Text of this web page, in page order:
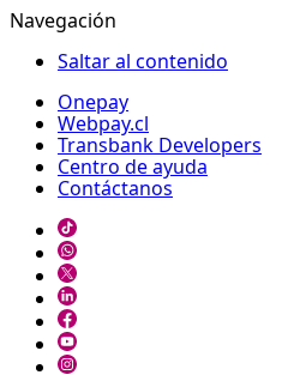
Navegación
Saltar al contenido
Onepay
Webpay.cl
Transbank Developers
Centro de ayuda
Contáctanos